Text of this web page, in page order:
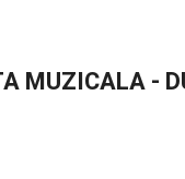
MUZICALA -